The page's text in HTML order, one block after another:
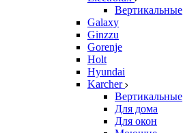
Вертикальные
Galaxy
Ginzzu
Gorenje
Holt
Hyundai
Karcher
Вертикальные
Для дома
Для окон